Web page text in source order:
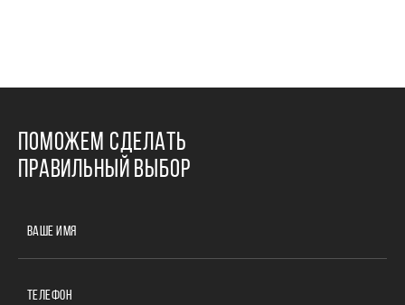
ПОМОЖЕМ СДЕЛАТЬ
ПРАВИЛЬНЫЙ ВЫБОР
ВАШЕ ИМЯ
ТЕЛЕФОН